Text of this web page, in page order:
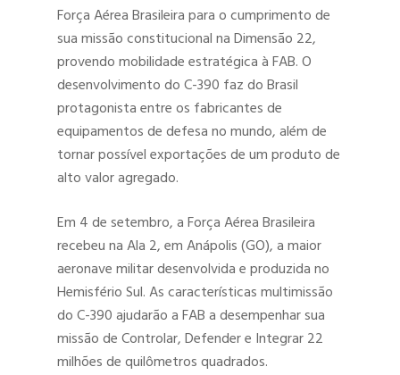
Hit enter to search or ESC to close
Força Aérea Brasileira para o cumprimento de
sua missão constitucional na Dimensão 22,
provendo mobilidade estratégica à FAB. O
desenvolvimento do C-390 faz do Brasil
protagonista entre os fabricantes de
equipamentos de defesa no mundo, além de
tornar possível exportações de um produto de
alto valor agregado.
Em 4 de setembro, a Força Aérea Brasileira
recebeu na Ala 2, em Anápolis (GO), a maior
aeronave militar desenvolvida e produzida no
Hemisfério Sul. As características multimissão
do C-390 ajudarão a FAB a desempenhar sua
missão de Controlar, Defender e Integrar 22
milhões de quilômetros quadrados.